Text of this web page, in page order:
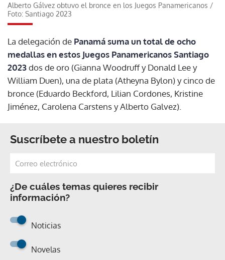
Alberto Gálvez obtuvo el bronce en los Juegos Panamericanos /
Foto: Santiago 2023
La delegación de Panamá suma un total de ocho
medallas en estos Juegos Panamericanos Santiago
2023dos de oro (Gianna Woodruff y Donald Lee y
William Duen), una de plata (Atheyna Bylon) y cinco de
bronce (Eduardo Beckford, Lilian Cordones, Kristine
Jiménez, Carolena Carstens y Alberto Galvez).
Suscríbete a nuestro boletín
¿De cuáles temas quieres recibir
información?
Noticias
Novelas